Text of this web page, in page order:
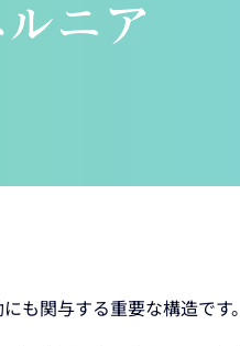
ニア
も関与する重要な構造です。